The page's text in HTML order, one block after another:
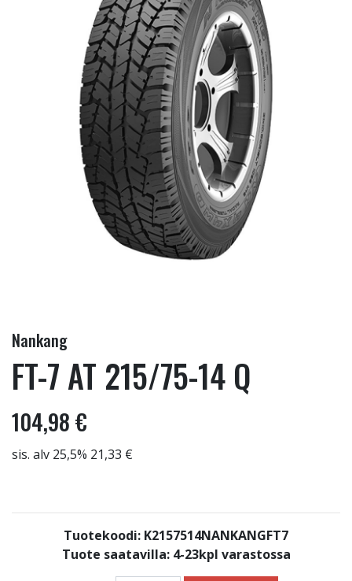
Nankang
FT-7 AT 215/75-14 Q
104,98 €
sis. alv 25,5% 21,33 €
Tuotekoodi: K2157514NANKANGFT7
Tuote saatavilla: 4-23kpl varastossa